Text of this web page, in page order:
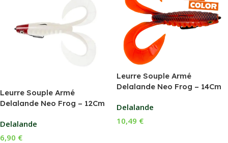
Leurre Souple Armé
Delalande Neo Frog – 12Cm
Delalande
6,90 €
Leurre Souple Armé
Delalande Neo Frog – 14Cm
Delalande
10,49 €